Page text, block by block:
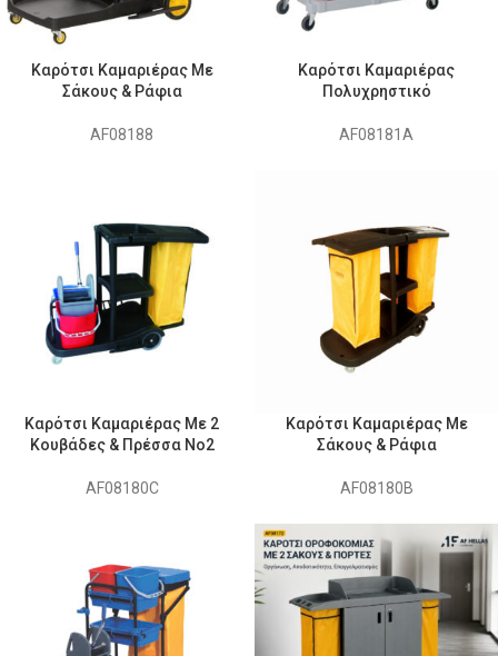
Καρότσι Καμαριέρας Με
Σάκους & Ράφια
AF08188
Καρότσι Καμαριέρας
Πολυχρηστικό
AF08181A
Καρότσι Καμαριέρας Με 2
Κουβάδες & Πρέσσα Νο2
AF08180C
Καρότσι Καμαριέρας Με
Σάκους & Ράφια
AF08180B